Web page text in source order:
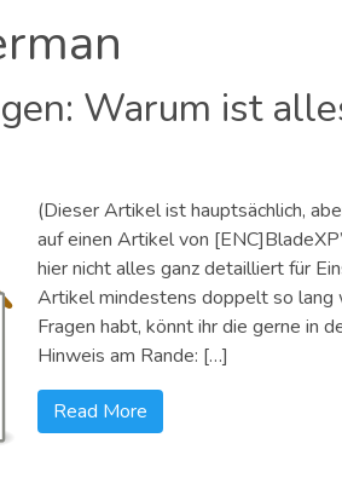
Warum ist
(Dieser Artikel ist hauptsächlich,
auf einen Artikel von
hier nicht alles ganz detailliert für
Artikel mindestens doppelt so lang
Fragen habt, könnt ihr die gerne in
Hinweis am Rande: […]
Read More